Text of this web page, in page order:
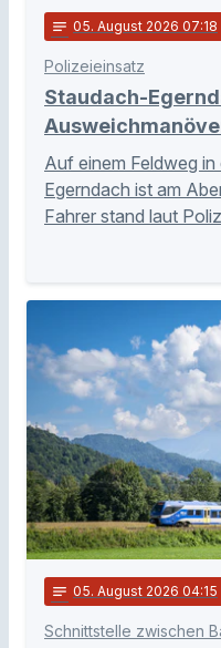
notes 05. August 2026 07:18
Polizeieinsatz
Staudach-
Auf einem Feldweg
Egerndach ist am
Fahrer stand laut
notes 05. August 2026 04:15
Schnittstelle zwischen